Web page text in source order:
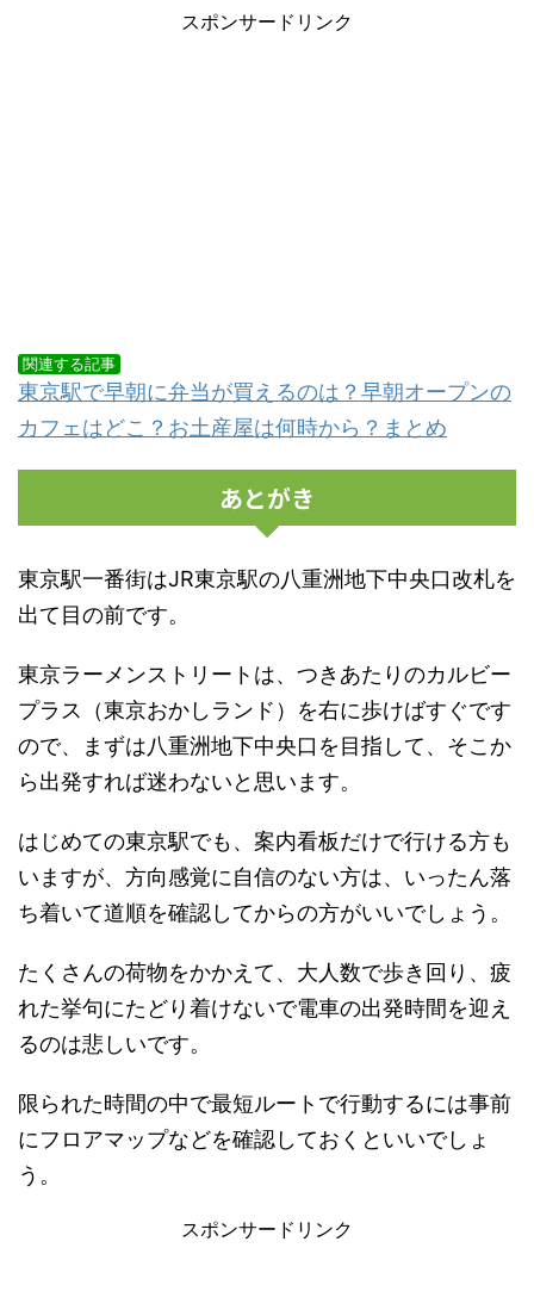
スポンサードリンク
関連する記事
東京駅で早朝に弁当が買えるのは？早朝オープンの
カフェはどこ？お土産屋は何時から？まとめ
あとがき
東京駅一番街はJR東京駅の八重洲地下中央口改札を
出て目の前です。
東京ラーメンストリートは、つきあたりのカルビー
プラス（東京おかしランド）を右に歩けばすぐです
ので、まずは八重洲地下中央口を目指して、そこか
ら出発すれば迷わないと思います。
はじめての東京駅でも、案内看板だけで行ける方も
いますが、方向感覚に自信のない方は、いったん落
ち着いて道順を確認してからの方がいいでしょう。
たくさんの荷物をかかえて、大人数で歩き回り、疲
れた挙句にたどり着けないで電車の出発時間を迎え
るのは悲しいです。
限られた時間の中で最短ルートで行動するには事前
にフロアマップなどを確認しておくといいでしょ
う。
スポンサードリンク